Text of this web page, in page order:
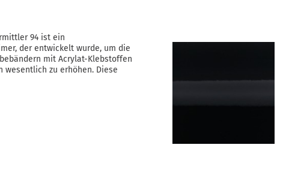
94 ist ein
der entwickelt wurde, um die
mit Acrylat-Klebstoffen
zu erhöhen. Diese